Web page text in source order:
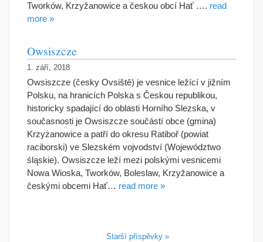
Tworków, Krzyžanowice a českou obcí Hať …. read
more »
Owsiszcze
1. září, 2018
Owsiszcze (česky Ovsiště) je vesnice ležící v jižním
Polsku, na hranicích Polska s Českou republikou,
historicky spadající do oblasti Horního Slezska, v
současnosti je Owsiszcze součástí obce (gmina)
Krzyżanowice a patří do okresu Ratiboř (powiat
raciborski) ve Slezském vojvodství (Województwo
śląskie). Owsiszcze leží mezi polskými vesnicemi
Nowa Wioska, Tworków, Boleslaw, Krzyžanowice a
českými obcemi Hať… read more »
Starší příspěvky »